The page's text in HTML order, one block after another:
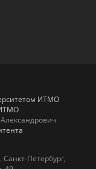
ИТМО
Петербург,